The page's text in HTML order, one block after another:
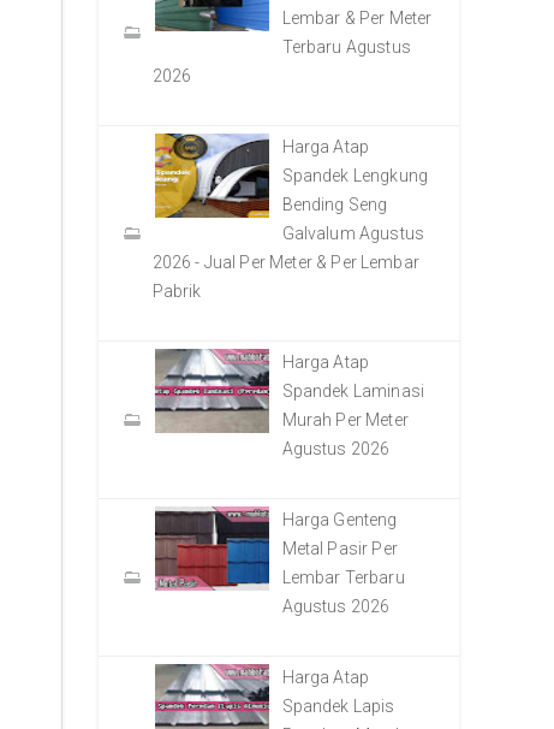
Lembar & Per Meter
Terbaru Agustus
2026
Harga Atap
Spandek Lengkung
Bending Seng
Galvalum Agustus
2026 - Jual Per Meter & Per Lembar
Pabrik
Harga Atap
Spandek Laminasi
Murah Per Meter
Agustus 2026
Harga Genteng
Metal Pasir Per
Lembar Terbaru
Agustus 2026
Harga Atap
Spandek Lapis